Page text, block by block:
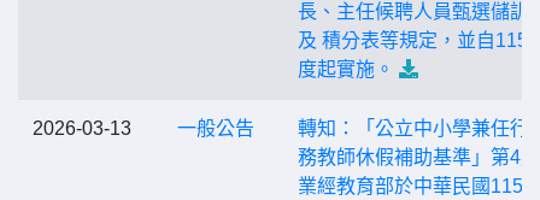
長、主任候聘人員甄選儲訓
及 積分表等規定，並自115
度起實施。
2026-03-13 一般公告
轉知：「公立中小學兼任行
務教師休假補助基準」第4
業經教育部於中華民國115